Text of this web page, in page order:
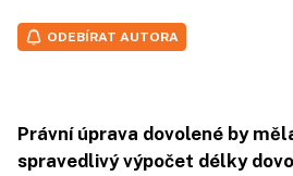
ODEBÍRAT AUTORA
Právní úprava dovolené by
spravedlivý výpočet délky